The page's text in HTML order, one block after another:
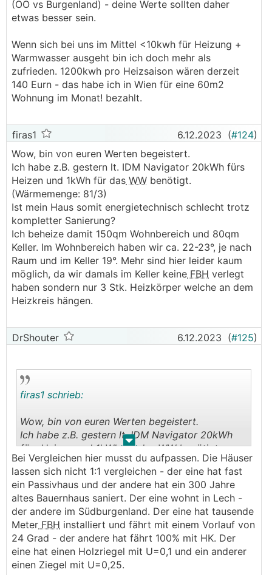
(OÖ vs Burgenland) - deine Werte sollten daher
etwas besser sein.
Wenn sich bei uns im Mittel <10kwh für Heizung +
Warmwasser ausgeht bin ich doch mehr als
zufrieden. 1200kwh pro Heizsaison wären derzeit
140 Eurn - das habe ich in Wien für eine 60m2
Wohnung im Monat! bezahlt.
firas1 6.12.2023 (#124)
Wow, bin von euren Werten begeistert.
Ich habe z.B. gestern lt. IDM Navigator 20kWh fürs
Heizen und 1kWh für das WW benötigt.
(Wärmemenge: 81/3)
Ist mein Haus somit energietechnisch schlecht trotz
kompletter Sanierung?
Ich beheize damit 150qm Wohnbereich und 80qm
Keller. Im Wohnbereich haben wir ca. 22-23°, je nach
Raum und im Keller 19°. Mehr sind hier leider kaum
möglich, da wir damals im Keller keine FBH verlegt
haben sondern nur 3 Stk. Heizkörper welche an dem
Heizkreis hängen.
DrShouter 6.12.2023 (#125)
. .
firas1 schrieb:
Wow, bin von euren Werten begeistert.
Ich habe z.B. gestern lt. IDM Navigator 20kWh
fürs Heizen und 1kWh für dasWWbenötigt.
(Wärmemenge: 81/3)
Ist mein Haus somit energietechnisch schlecht
trotz kompletter Sanierung?
Ich beheize damit 150qm Wohnbereich und 80qm
Keller. Im Wohnbereich haben wir ca. 22-23°, je
nach Raum und im Keller 19°. Mehr sind hier leider
kaum möglich, da wir damals im Keller keineFBH
verlegt haben sondern nur 3 Stk. Heizkörper
welche an dem Heizkreis hängen.
Bei Vergleichen hier musst du aufpassen. Die Häuser
lassen sich nicht 1:1 vergleichen - der eine hat fast
ein Passivhaus und der andere hat ein 300 Jahre
altes Bauernhaus saniert. Der eine wohnt in Lech -
der andere im Südburgenland. Der eine hat tausende
Meter FBH installiert und fährt mit einem Vorlauf von
24 Grad - der andere hat fährt 100% mit HK. Der
eine hat einen Holzriegel mit U=0,1 und ein anderer
einen Ziegel mit U=0,25.